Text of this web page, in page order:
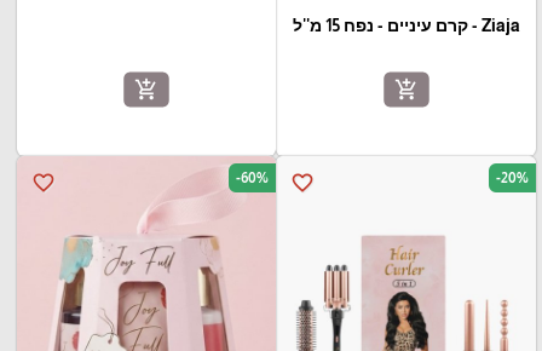
Ziaja - קרם עיניים - נפח 15 מ''ל
add_shopping_cart
add_shopping_cart
favorite_border -20%
favorite_border -60%